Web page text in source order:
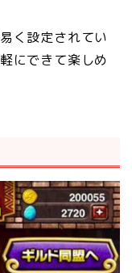
く設定されてい
にできて楽しめ